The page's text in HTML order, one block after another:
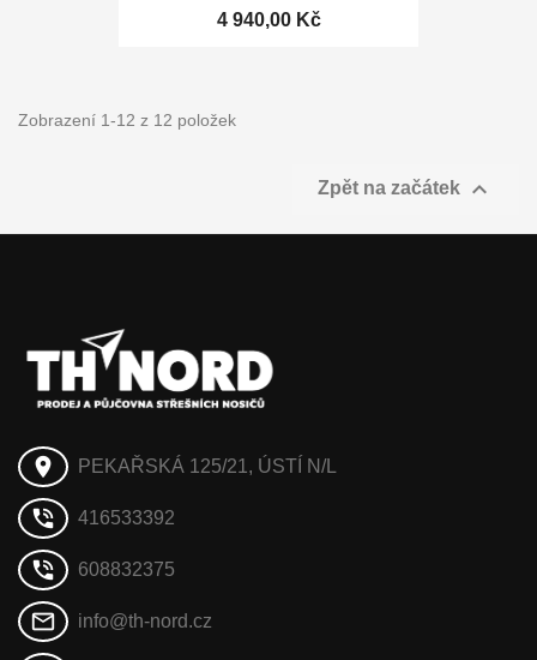
4 940,00 Kč
Zobrazení 1-12 z 12 položek
Zpět na začátek 
place PEKAŘSKÁ 125/21, ÚSTÍ N/L
phone_in_talk 416533392
phone_in_talk 608832375
mail_outline info@th-nord.cz